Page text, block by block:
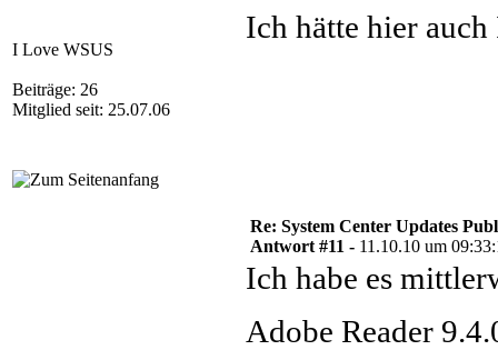
I Love WSUS
Beiträge: 26
Mitglied seit: 25.07.06
Ich hätte hier auch
Re: System Center Updates
Antwort #11 - 11.10.10 um
Ich habe es
Adobe Reader